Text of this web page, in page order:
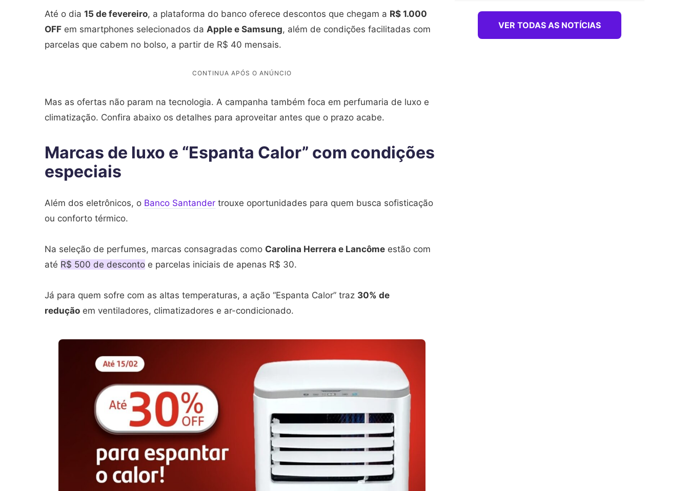
Até o dia 15 de fevereiro, a plataforma do banco oferece descontos que chegam a R$ 1.000
OFF em smartphones selecionados da Apple e Samsung, além de condições facilitadas com
parcelas que cabem no bolso, a partir de R$ 40 mensais.
Mas as ofertas não param na tecnologia. A campanha também foca em perfumaria de luxo e
climatização. Confira abaixo os detalhes para aproveitar antes que o prazo acabe.
Marcas de luxo e “Espanta Calor” com condições
especiais
Além dos eletrônicos, o Banco Santander trouxe oportunidades para quem busca sofisticação
ou conforto térmico.
Na seleção de perfumes, marcas consagradas como Carolina Herrera e Lancôme estão com
até R$ 500 de desconto e parcelas iniciais de apenas R$ 30.
Já para quem sofre com as altas temperaturas, a ação “Espanta Calor” traz 30% de
redução em ventiladores, climatizadores e ar-condicionado.
VER TODAS AS NOTÍCIAS